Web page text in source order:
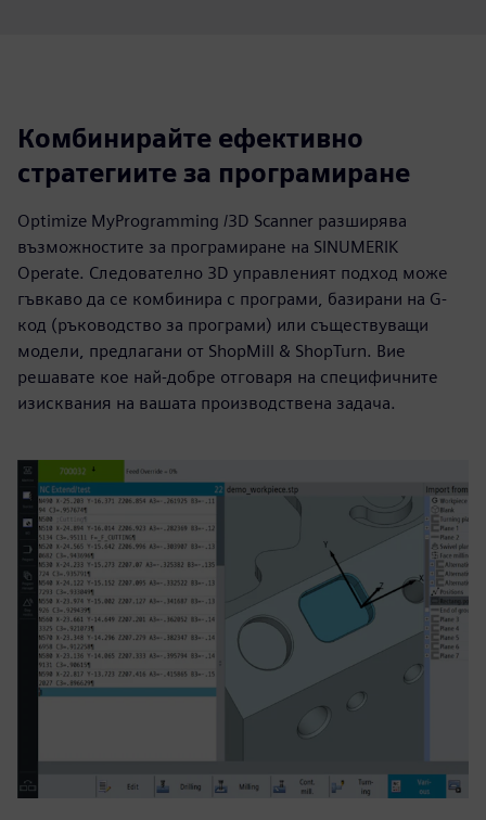
Комбинирайте ефективно
стратегиите за програмиране
Optimize MyProgramming /3D Scanner разширява
възможностите за програмиране на SINUMERIK
Operate. Следователно 3D управленият подход може
гъвкаво да се комбинира с програми, базирани на G-
код (ръководство за програми) или съществуващи
модели, предлагани от ShopMill & ShopTurn. Вие
решавате кое най-добре отговаря на специфичните
изисквания на вашата производствена задача.